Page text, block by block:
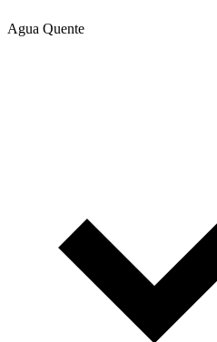
Agua Quente